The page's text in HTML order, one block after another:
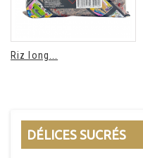
Riz long...
DÉLICES SUCRÉS